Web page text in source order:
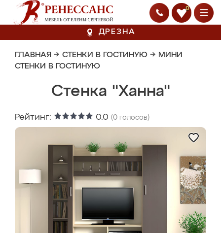
0
ДРЕЗНА
ГЛАВНАЯ → СТЕНКИ В ГОСТИНУЮ → МИНИ
СТЕНКИ В ГОСТИНУЮ
Стенка "Ханна"
Рейтинг: 0.0 (0 голосов)